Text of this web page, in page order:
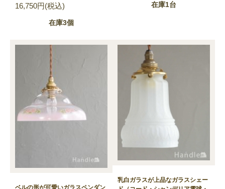
16,750円(税込)
在庫3個
在庫1台
乳白ガラスが上品なガラスシェー